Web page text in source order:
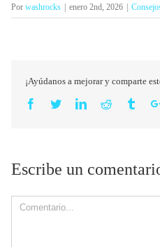
Por washrocks enero 2nd, 2026
¡Ayúdanos a mejorar y comparte
Facebook
TwitterLinkedinReddit
Escribe un
Comment